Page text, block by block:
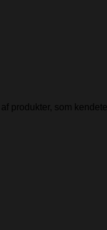
produkter, som